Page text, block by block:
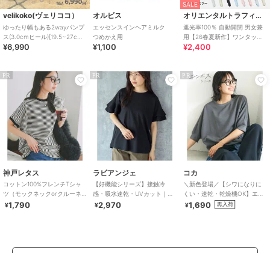
velikoko(ヴェリココ）
ゆったり幅もある2wayパンプ
ス(3.0cmヒール)[19.5~27cm]
ラクチンきれいシューズ
¥6,990
オルビス
エッセンスインヘアミルク
つめかえ用
¥1,100
SALE
オリエンタルトラフィック
遮光率100％ 自動開閉 男女兼
用【26春夏新作】ワンタッチ
晴雨兼用 折りたたみ傘 /G-
¥2,400
PR
神戸レタス
コットン100%フレンチTシャ
ツ（モックネックorクルーネ
ック） [C4819]
¥1,790
PR
ラビアンジェ
【好機能シリーズ】接触冷
感・吸水速乾・UVカット｜フ
レアスリーブタックプルオー
¥2,970
PR
コカ
＼新色登場／【シワになりに
くい・速乾・乾燥機OK】エン
ボスドルマントップス 全5色
¥1,690 再入荷